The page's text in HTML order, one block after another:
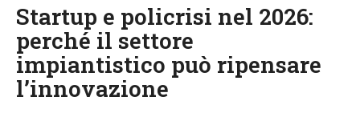
Startup e policrisi nel 2026:
perché il settore
impiantistico può ripensare
l’innovazione